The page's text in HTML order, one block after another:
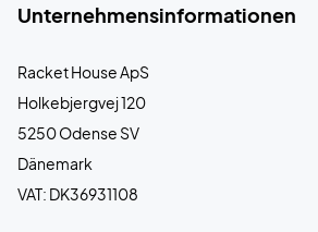
Unternehmensinformationen
Racket House ApS
Holkebjergvej 120
5250 Odense SV
Dänemark
VAT: DK36931108